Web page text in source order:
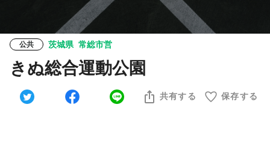
公共 茨城県 常総市営
きぬ総合運動公園
共有する 保存する